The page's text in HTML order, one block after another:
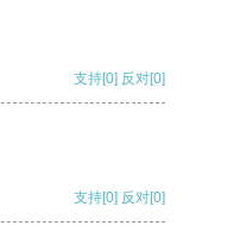
支持[0] 反对[0]
支持[0] 反对[0]